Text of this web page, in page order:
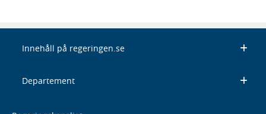
Innehåll på regeringen.se
Departement